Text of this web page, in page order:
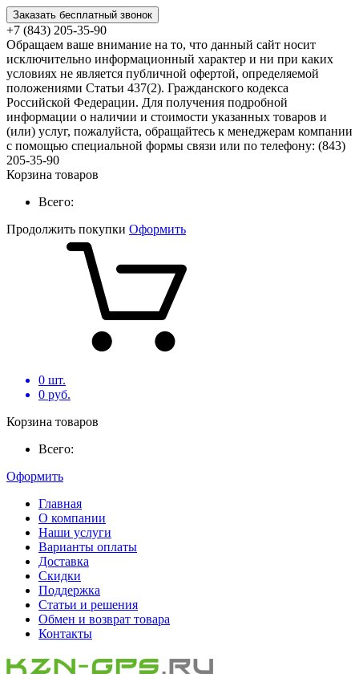
Заказать бесплатный звонок
+7 (843) 205-35-90
Обращаем ваше внимание на то, что данный сайт носит
исключительно информационный характер и ни при каких
условиях не является публичной офертой, определяемой
положениями Статьи 437(2). Гражданского кодекса
Российской Федерации. Для получения подробной
информации о наличии и стоимости указанных товаров и
(или) услуг, пожалуйста, обращайтесь к менеджерам компании
с помощью специальной формы связи или по телефону: (843)
205-35-90
Корзина товаров
Всего:
Продолжить покупки Оформить
0 шт.
0 руб.
Корзина товаров
Всего:
Оформить
Главная
О компании
Наши услуги
Варианты оплаты
Доставка
Скидки
Поддержка
Статьи и решения
Обмен и возврат товара
Контакты